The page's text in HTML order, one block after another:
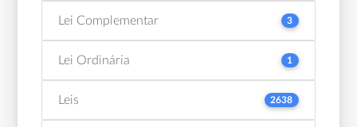
Lei Complementar 3
Lei Ordinária 1
Leis 2638